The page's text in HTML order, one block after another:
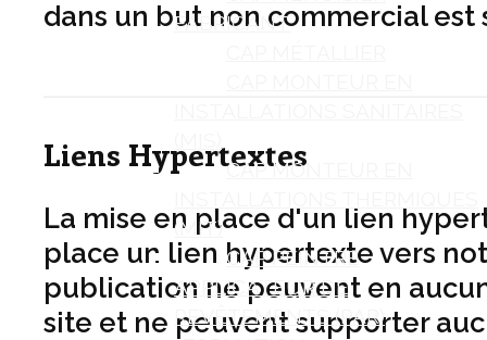
FABRICANT
CAP MONTEUR EN
(MIT)
CAP PEINTRE
APPLICATEUR DE
REVÊTEMENTS (PAR)
dans un but non commercial
Liens Hypertextes
La mise en place d'un lien
place un lien hypertexte vers
publication ne peuvent en
site et ne peuvent supporter